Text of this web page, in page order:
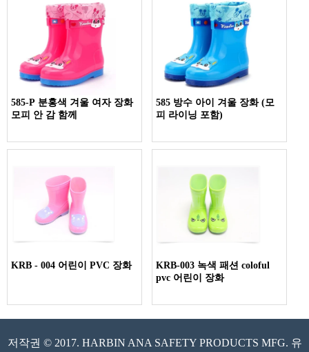
585-P 분홍색 겨울 여자 장화
모피 안 감 함께
585 방수 아이 겨울 장화 (모
피 라이닝 포함)
KRB - 004 어린이 PVC 장화
KRB-003 녹색 패션 coloful
pvc 어린이 장화
저작권 © 2017. HARBIN ANA SAFETY PRODUCTS MFG. 유